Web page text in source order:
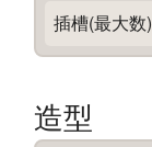
插槽(最大数)
造型